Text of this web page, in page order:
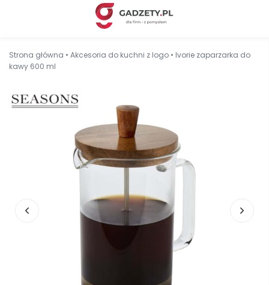
Strona główna • Akcesoria do kuchni z logo • Ivorie zaparzarka do
kawy 600 ml